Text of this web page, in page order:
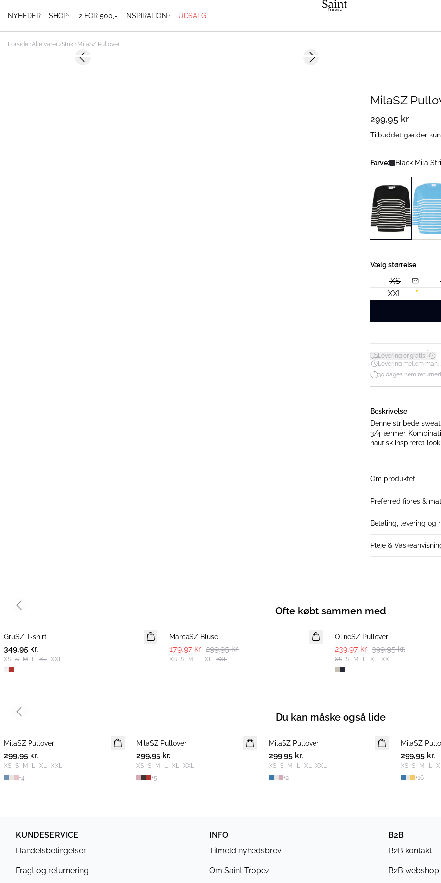
NYHEDER SHOP 2 FOR 500,- INSPIRATION UDSALG
Forside Alle varer Strik MilaSZ Pullover
Previous slide Next slide
MilaSZ
299,95 kr.
Tilbuddet gælder kun
Farve: Black Mila
Vælg størrelse
XS
XXL
Levering er gratis!*
Levering mellem man.
30 dages nem
Beskrivelse
Denne stribede
3/4-ærmer.
nautisk inspireret
Om produktet
Preferred fibres &
Betaling, levering og
Pleje &
Ofte købt sammen med
NYHED
GruSZ T-shirt
349,95 kr.
XS S M L XL XXL
MarcaSZ Bluse
179,97 kr. 299,95 kr.
XS S M L XL XXL
-40%
OlineSZ Pullover
239,97 kr. 399,95 kr.
XS S M L XL XXL
Previous slide
Du kan måske også lide
NYHED
2 FOR 500 DKK
MilaSZ Pullover
299,95 kr.
XS S M L XL XXL
+4
NYHED
2 FOR 500 DKK
MilaSZ Pullover
299,95 kr.
XS S M L XL XXL
+5
NYHED
2 FOR 500 DKK
MilaSZ Pullover
299,95 kr.
XS S M L XL
XXL
+2
NYHED
2 FOR 500
MilaSZ
299,95 kr.
XS S M L
+16
Previous slide
KUNDESERVICE
Handelsbetingelser
Fragt og returnering
INFO
Tilmeld nyhedsbrev
Om Saint Tropez
B2B
B2B kontakt
B2B webshop